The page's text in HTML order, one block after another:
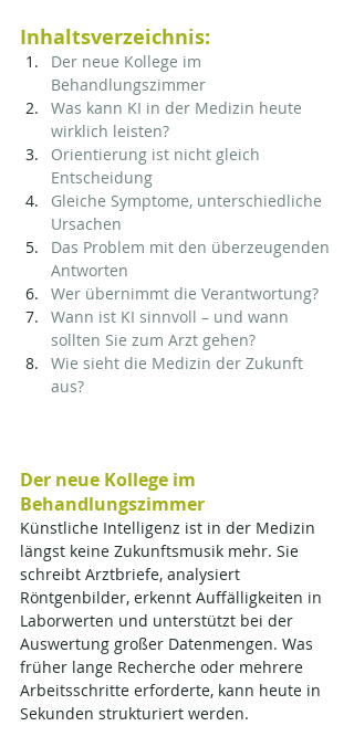
Inhaltsverzeichnis:
Der neue Kollege im
Behandlungszimmer
Was kann KI in der Medizin heute
wirklich leisten?
Orientierung ist nicht gleich
Entscheidung
Gleiche Symptome, unterschiedliche
Ursachen
Das Problem mit den überzeugenden
Antworten
Wer übernimmt die Verantwortung?
Wann ist KI sinnvoll – und wann
sollten Sie zum Arzt gehen?
Wie sieht die Medizin der Zukunft
aus?
Der neue Kollege im
Behandlungszimmer
Künstliche Intelligenz ist in der Medizin
längst keine Zukunftsmusik mehr. Sie
schreibt Arztbriefe, analysiert
Röntgenbilder, erkennt Auffälligkeiten in
Laborwerten und unterstützt bei der
Auswertung großer Datenmengen. Was
früher lange Recherche oder mehrere
Arbeitsschritte erforderte, kann heute in
Sekunden strukturiert werden.